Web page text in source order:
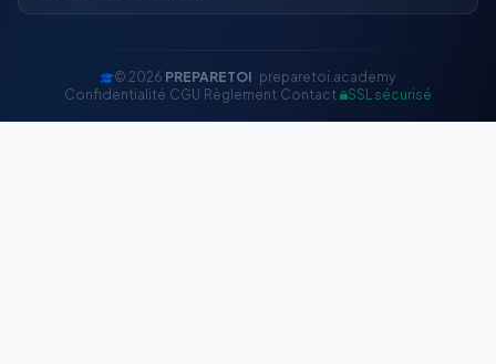
© 2026 PREPARETOI · preparetoi.academy
Confidentialité CGU Règlement Contact SSL sécurisé